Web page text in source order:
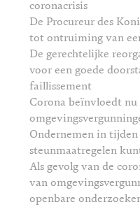
coronacrisis
De Procureur des
tot ontruiming van
De gerechtelijke
voor een goede
faillissement
Corona beïnvloedt nu
Ondernemen in
steunmaatregelen
Als gevolg van de
van
openbare